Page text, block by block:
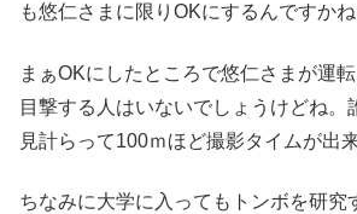
も悠仁さまに限りOKにするんですかね
まぁOKにしたところで悠仁さまが運
目撃する人はいないでしょうけどね。
見計らって100ｍほど撮影タイムが出
ちなみに大学に入ってもトンボを研究